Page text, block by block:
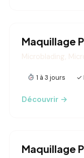
Maquillage
Microblading,
1 à 3 jours ✓
Découvrir →
Maquillage